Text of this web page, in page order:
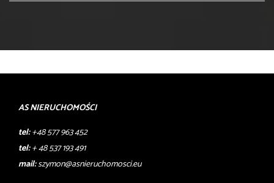
AS NIERUCHOMOŚCI
tel:+48 577 963 452
tel:+ 48 537 193 491
mail:szymon@asnieruchomosci.eu